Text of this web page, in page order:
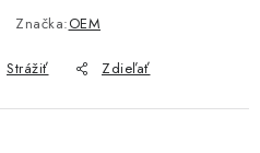
Značka:OEM
Strážiť Zdieľať